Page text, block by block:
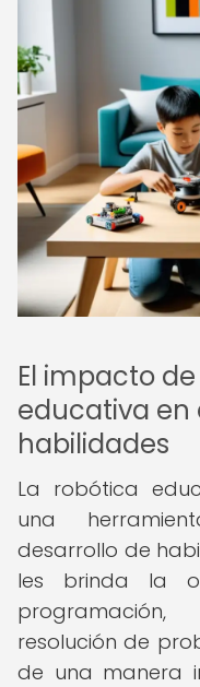
El impacto
educativa en
habilidades
La robótica
una
desarrollo de
les brinda la
resolución de
de una manera